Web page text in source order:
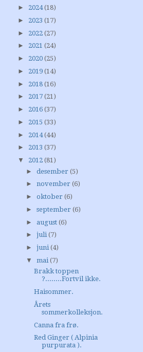
► 2024(18)
► 2023 (17)
► 2022 (27)
► 2021 (24)
► 2020 (25)
► 2019 (14)
► 2018 (16)
► 2017 (21)
► 2016 (37)
► 2015 (33)
► 2014(44)
► 2013 (37)
▼ 2012 (81)
► desember (5)
► november (6)
► oktober (6)
► september (6)
► august (6)
► juli(7)
► juni(4)
▼ mai (7)
Brakk toppen
?........Fortvil ikke.
Haisommer.
Årets
sommerkolleksjon.
Canna fra frø.
Red Ginger ( Alpinia
purpurata ).